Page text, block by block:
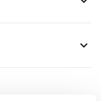
expand_more